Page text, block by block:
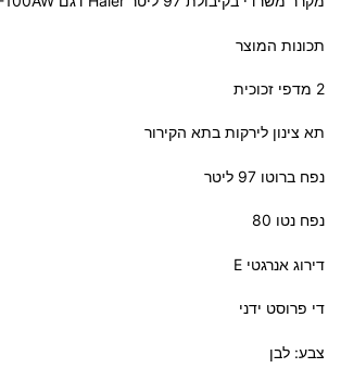
תכונות המוצר
2 מדפי זכוכית
תא צינון לירקות בתא הקירור
נפח ברוטו 97 ליטר
נפח נטו 80
דירוג אנרגטי E
די פרוסט ידני
צבע: לבן